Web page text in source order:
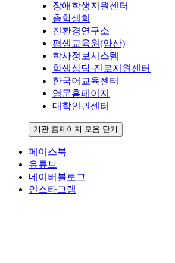
장애학생지원센터
총학생회
친환경연구소
평생교육원(양산)
학사정보시스템
학생상담·진로지원센터
한국어교육센터
영문홈페이지
대학인권센터
기관 홈페이지 모음 닫기
페이스북
유튜브
네이버블로그
인스타그램